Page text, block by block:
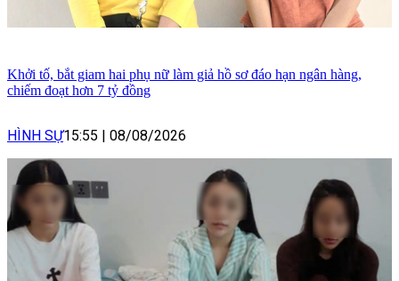
Khởi tố, bắt giam hai phụ nữ làm giả hồ sơ đáo hạn ngân hàng,
chiếm đoạt hơn 7 tỷ đồng
HÌNH SỰ15:55 | 08/08/2026